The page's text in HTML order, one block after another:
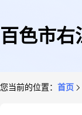
百色市右
您当前的位置： 首页